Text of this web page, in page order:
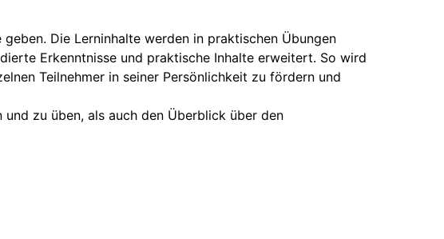
Die Lerninhalte werden in praktischen Übungen
Erkenntnisse und praktische Inhalte erweitert. So wird
Teilnehmer in seiner Persönlichkeit zu fördern und
zu üben, als auch den Überblick über den